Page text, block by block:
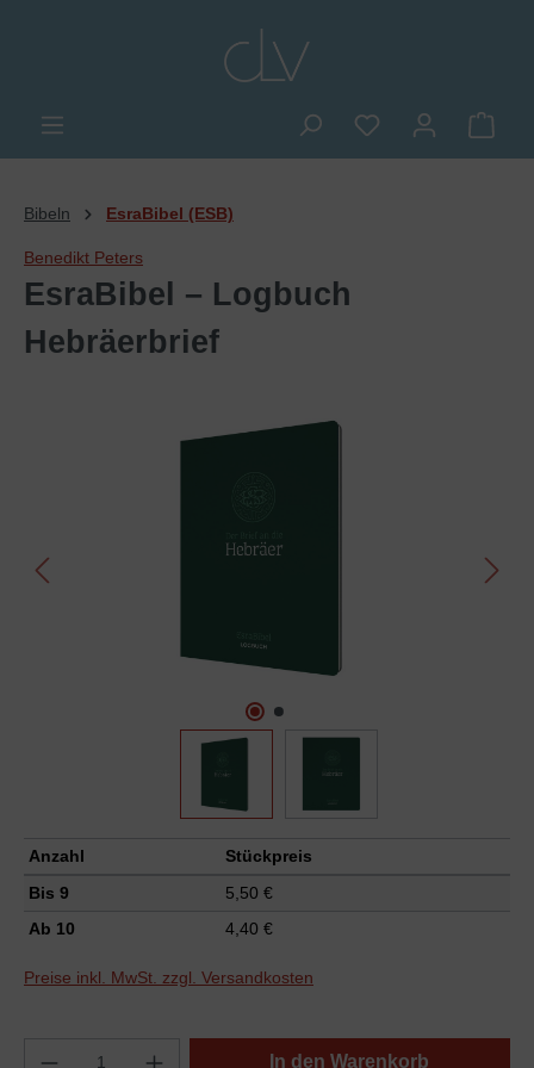
Du hast 0
Bibeln EsraBibel (ESB)
Benedikt Peters
EsraBibel – Logbuch
Hebräerbrief
Anzahl
Stückpreis
Bis 9
5,50 €
Ab 10 4,40 €
Preise inkl. MwSt. zzgl. Versandkosten
In den Warenkorb